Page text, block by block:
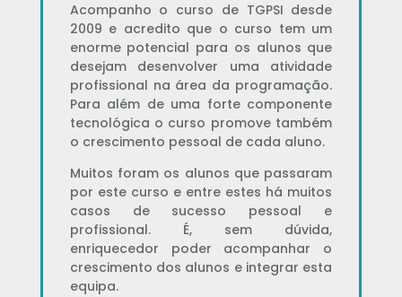
Acompanho o curso de TGPSI desde
2009 e acredito que o curso tem um
enorme potencial para os alunos que
desejam desenvolver uma atividade
profissional na área da programação.
Para além de uma forte componente
tecnológica o curso promove também
o crescimento pessoal de cada aluno.
Muitos foram os alunos que passaram
por este curso e entre estes há muitos
casos de sucesso pessoal e
profissional. É, sem dúvida,
enriquecedor poder acompanhar o
crescimento dos alunos e integrar esta
equipa.